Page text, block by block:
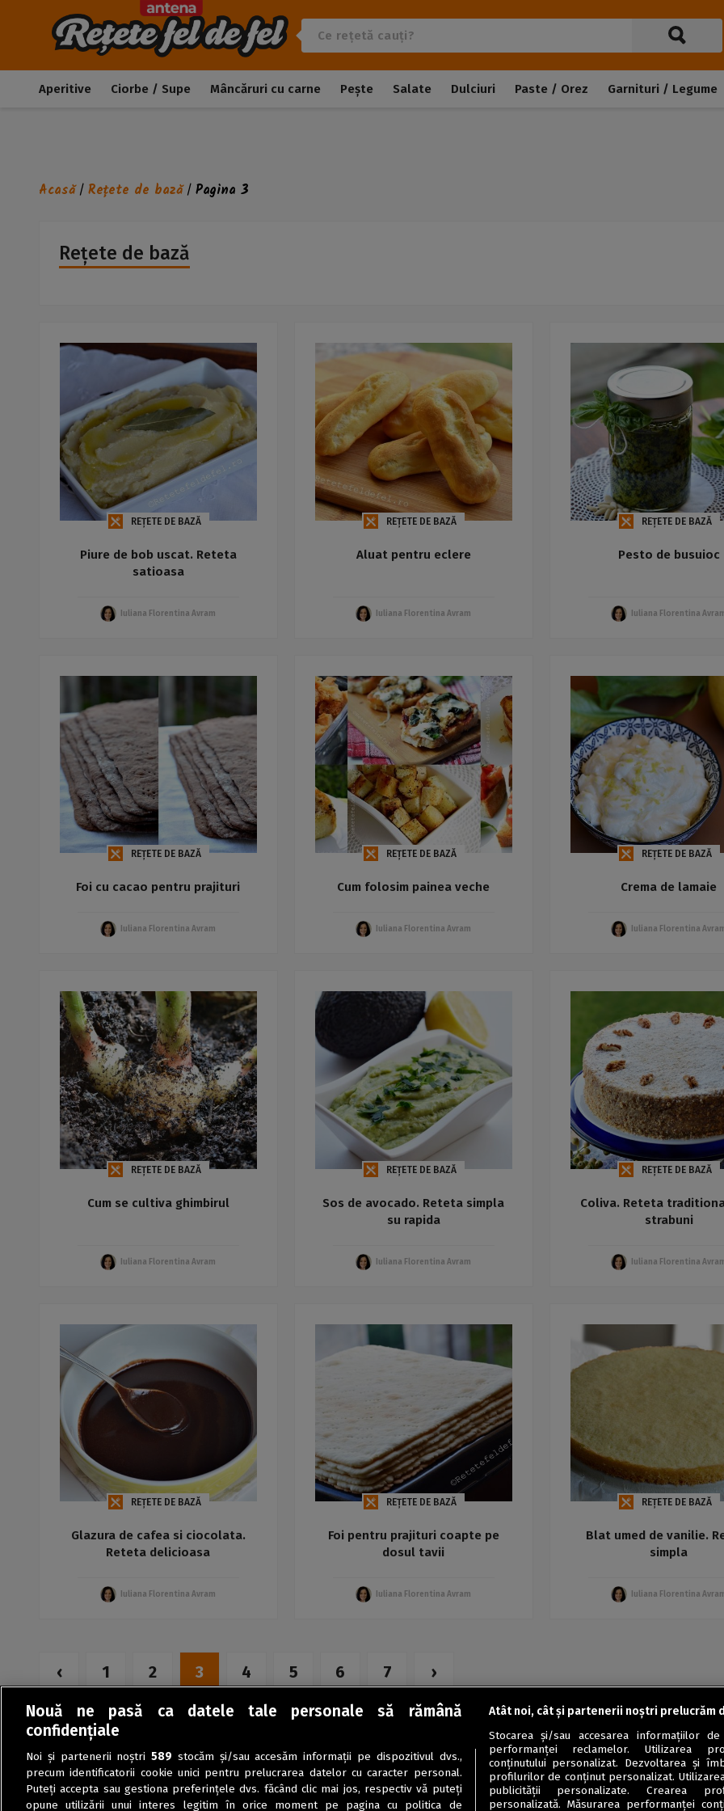
Aperitive Ciorbe / Supe Mâncăruri cu carne Pește Salate Dulciuri Paste / Orez Garnituri / Legume
Acasă/ Rețete de bază/ Pagina 3
Rețete de bază
REȚETE DE BAZĂ
Piure de bob uscat. Reteta
satioasa
Iuliana Florentina Avram
REȚETE DE BAZĂ
Aluat pentru eclere
Iuliana Florentina Avram
REȚETE DE BAZĂ
Pesto de busuioc
Iuliana Florentina
REȚETE DE BAZĂ
Foi cu cacao pentru prajituri
Iuliana Florentina Avram
REȚETE DE BAZĂ
Cum folosim painea veche
Iuliana Florentina Avram
REȚETE DE BAZĂ
Crema de lamaie
Iuliana Florentina
REȚETE DE BAZĂ
Cum se cultiva ghimbirul
Iuliana Florentina Avram
REȚETE DE BAZĂ
Sos de avocado. Reteta simpla
su rapida
Iuliana Florentina Avram
REȚETE DE BAZĂ
Coliva. Reteta
strabuni
Iuliana Florentina
REȚETE DE BAZĂ
Glazura de cafea si ciocolata.
Reteta delicioasa
Iuliana Florentina Avram
REȚETE DE BAZĂ
Foi pentru prajituri coapte pe
dosul tavii
Iuliana Florentina Avram
REȚETE DE BAZĂ
Blat umed de vanilie.
simpla
Iuliana Florentina
‹ 1 2 3 4 5 6 7 ›
Nouă ne pasă ca datele tale personale să rămână
confidențiale
Noi și partenerii noștri589 stocăm și/sau accesăm informații pe dispozitivul dvs.,
precum identificatorii cookie unici pentru prelucrarea datelor cu caracter personal.
Puteți accepta sau gestiona preferințele dvs. făcând clic mai jos, respectiv vă puteți
opune utilizării unui interes legitim în orice moment pe pagina cu politica de
Atât noi, cât și partenerii noștri prelucrăm
Stocarea și/sau accesarea informațiilor
performanței reclamelor. Utilizarea
conținutului personalizat. Dezvoltarea și
profilurilor de conținut personalizat.
publicității personalizate. Crearea
personalizată. Măsurarea performanței